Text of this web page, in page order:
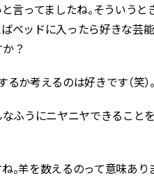
言ってましたね。そういう
ベッドに入ったら好きな芸
？
か考えるのは好きです（笑）。
なふうにニヤニヤできるこ
。羊を数えるのって意味あり